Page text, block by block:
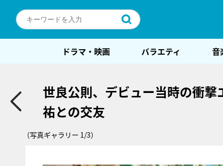
ドラマ・映画 バラエティ 音
世良公則、デビュー当時の衝
祐との交友
（写真ギャラリー 1/3）